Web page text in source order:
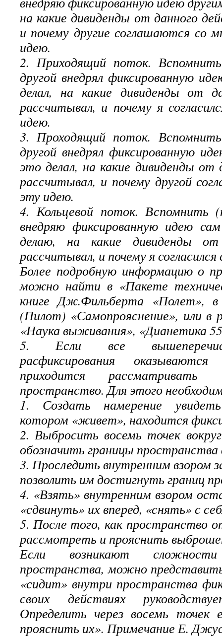
на какие дивиденды от данного
и почему другие соглашаются со
идею.
2. Приходящий поток.
другой внедрял фиксированную
делал, на какие дивиденды от
рассчитывал, и почему я
идею.
3. Проходящий поток.
другой внедрял фиксированную
это делал, на какие дивиденды от
рассчитывал, и почему другой
эту идею.
4. Кольцевой поток. Вспомнить
внедряю фиксированную идею
делаю, на какие дивиденды от
рассчитывал, и почему я
Более подробную информацию о
можно найти в «Пакете
книге Дж.Фильберта «Полет», в
(Пилот) «Самопрояснение», или в
«Наука выживания», «Дианетика
5. Если все
расфиксирования оказываются
приходится
пространство. Для этого
1. Создать намерение
котором «живет», находится
2. Выбросить восемь точек
обозначить границы пространства
3. Проследить внутренним взором
позволить им достигнуть границ
4. «Взять» внутренним взором
«сдвинуть» их вперед, «снять» с
5. После того, как пространство
рассмотреть и прояснить
Если возникают
пространства, можно
«сидит» внутри пространства
своих действиях
Определить через восемь точек
прояснить их». Примечание Е.